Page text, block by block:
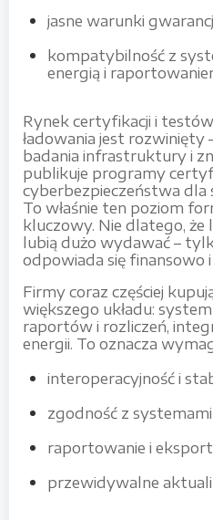
jasne warunki
kompatybilność z
energią i
Rynek certyfikacji i
ładowania jest rozwinięty
badania infrastruktury i
publikuje programy
cyberbezpieczeństwa dla
To właśnie ten poziom
kluczowy. Nie dlatego, że
lubią dużo wydawać –
odpowiada się finansowo
Firmy coraz częściej
większego układu:
raportów i rozliczeń,
energii. To oznacza
interoperacyjność i
zgodność z
raportowanie i
przewidywalne